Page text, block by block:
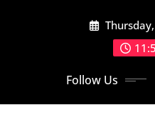
Follow Us